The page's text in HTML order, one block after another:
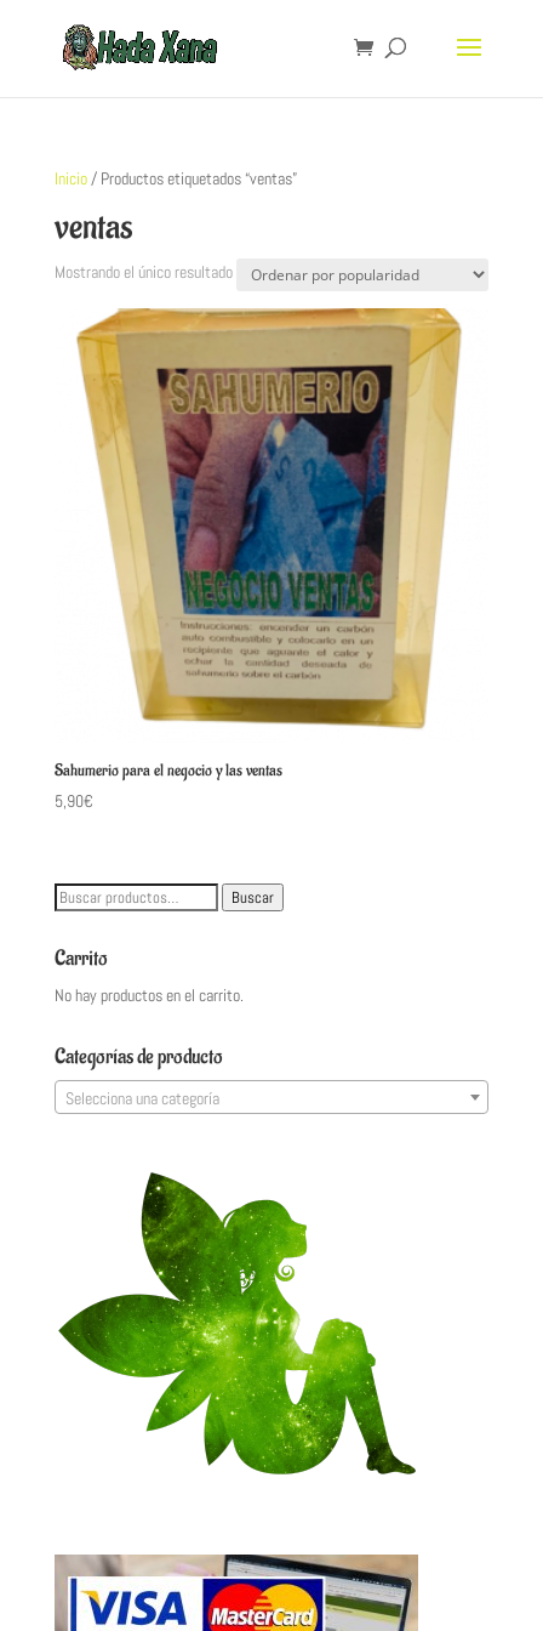
Inicio/ Productos etiquetados “ventas”
ventas
Mostrando el único resultado
Sahumerio para el negocio y las ventas
5,90€
Buscar
Buscar
Carrito
No hay productos en el carrito.
Categorías de producto
Selecciona una categoría